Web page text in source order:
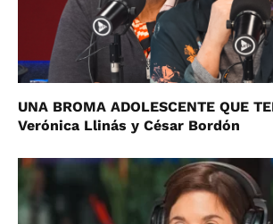
UNA BROMA ADOLESCENTE QUE
Verónica Llinás y César Bordón